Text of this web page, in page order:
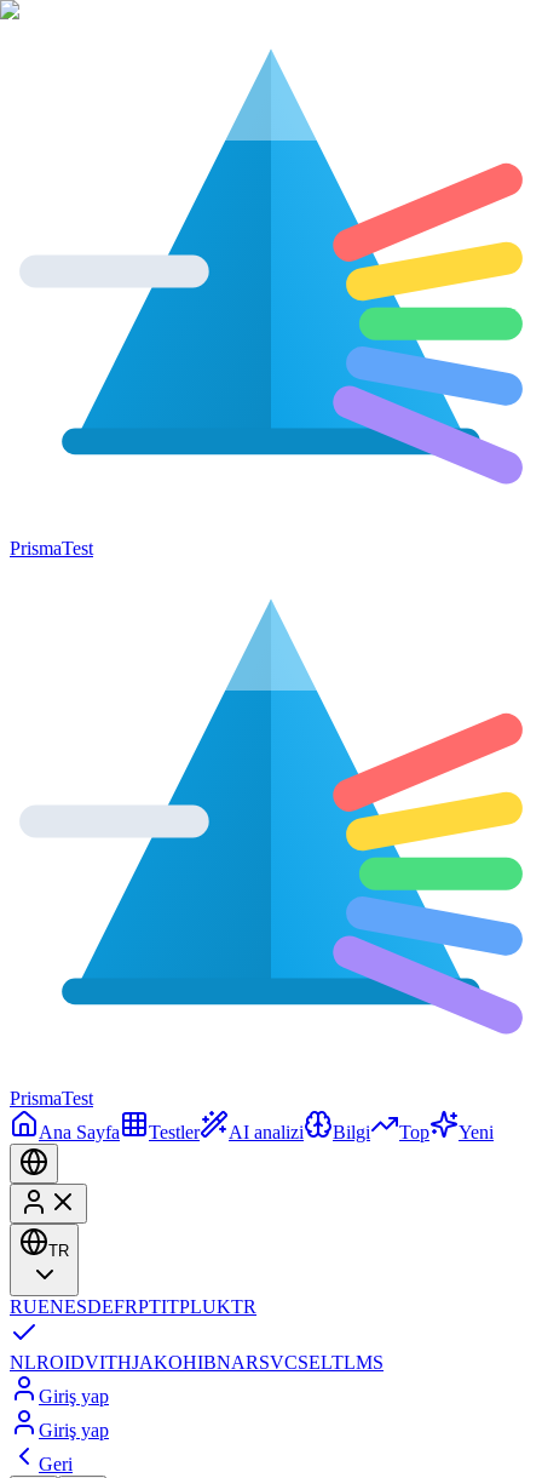
PrismaTest
PrismaTest
Ana Sayfa
Testler AI analizi Bilgi Top Yeni
TR
RUENESDEFRPTITPLUKTR
NLROIDVITHJAKOHIBNARSVCSELTLMS
Giriş yap
Giriş yap
Geri